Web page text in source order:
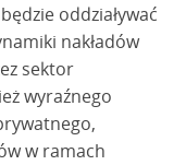
oddziaływać
nakładów
sektor
wyraźnego
w ramach